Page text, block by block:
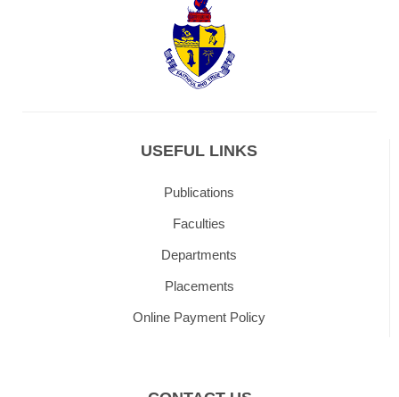
USEFUL LINKS
Publications
Faculties
Departments
Placements
Online Payment Policy